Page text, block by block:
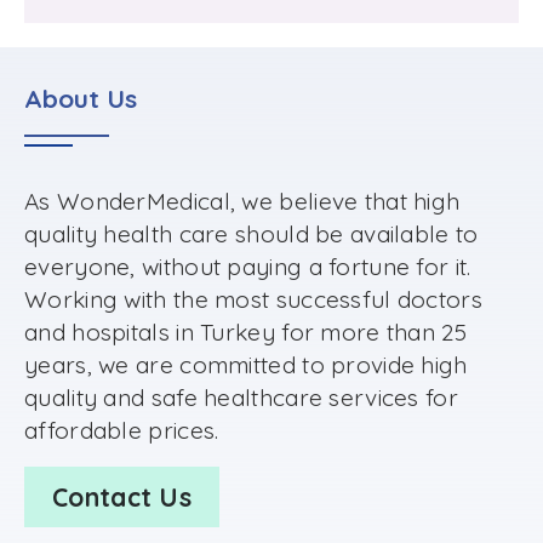
About Us
As WonderMedical, we believe that high
quality health care should be available to
everyone, without paying a fortune for it.
Working with the most successful doctors
and hospitals in Turkey for more than 25
years, we are committed to provide high
quality and safe healthcare services for
affordable prices.
Contact Us